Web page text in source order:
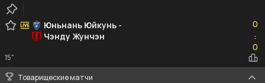
Юньнань Юйкунь -
Чэнду Жунчэн
0
:0
0
15"
Товарищеские матчи